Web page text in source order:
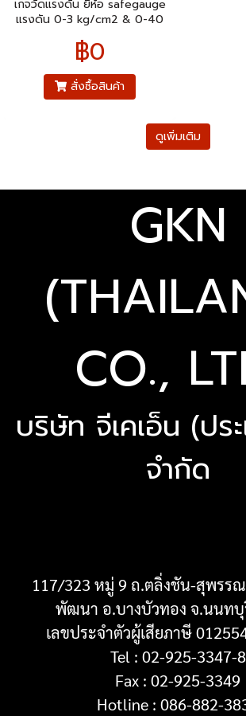
เกจวัดแรงดัน ยี่ห้อ safegauge
แรงดัน 0-3 kg/cm2 & 0-40
หน้าปัทม์ 2.5" เกลียวทองเหลือง
ออกหลังมีปีก 1/4"pt
฿0
สั่งซื้อสินค้า
ดูเพิ่มเติม
GKN
CO.,
บริษัท จีเคเอ็น (ปร
จำกัด
117/323 หมู่ 9 ถ.ตลิ่งชัน-สุพรร
พัฒนา อ.บางบัวทอง จ.นนทบุ
เลขประจำตัวผู้เสียภาษี
Tel : 02-925-3347-8
Fax : 02-925-3349
Hotline : 086-882-